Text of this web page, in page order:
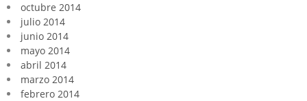
octubre 2014
julio 2014
junio 2014
mayo 2014
abril 2014
marzo 2014
febrero 2014